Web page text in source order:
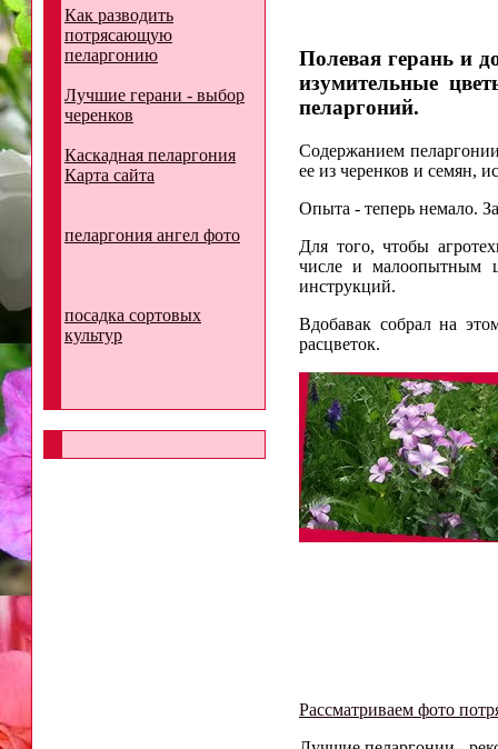
Как разводить
потрясающую
пеларгонию
Лучшие герани - выбор
черенков
Каскадная пеларгония
Карта сайта
пеларгония ангел фото
посадка сортовых
культур
Полевая герань и
изумительные
пеларгоний.
Содержанием
ее из черенков и семян,
Опыта - теперь немало.
Для того, чтобы
числе и малоопытным
инструкций.
Вдобавак собрал на
расцветок.
Рассматриваем фото